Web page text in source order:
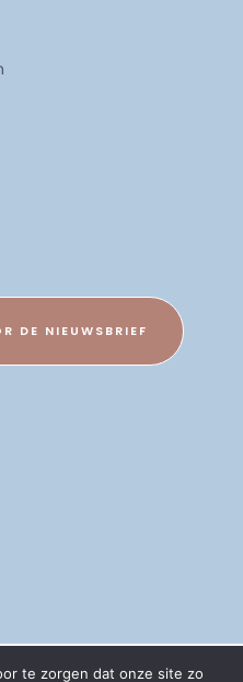
DE NIEUWSBRIEF
te zorgen dat onze site zo